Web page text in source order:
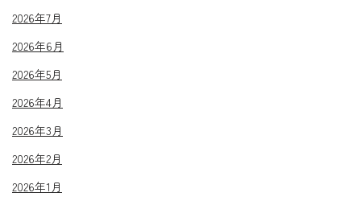
2026年7月
2026年6月
2026年5月
2026年4月
2026年3月
2026年2月
2026年1月